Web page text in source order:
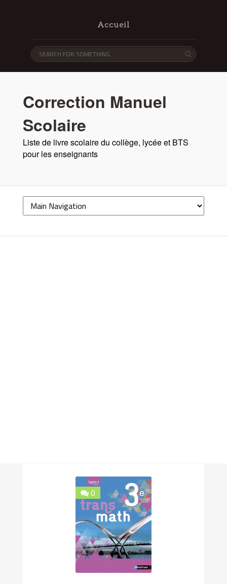
Accueil
Correction Manuel
Scolaire
Liste de livre scolaire du collège, lycée et BTS
pour les enseignants
0